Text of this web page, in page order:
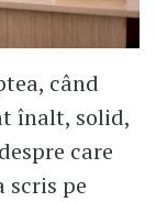
când
înalt, solid,
care
scris pe